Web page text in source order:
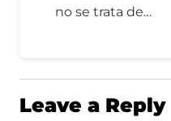
no se trata de…
Leave a Reply